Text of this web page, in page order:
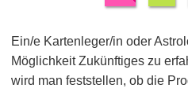
Ein/e Kartenleger/in oder
Möglichkeit Zukünftiges zu
wird man feststellen, ob die